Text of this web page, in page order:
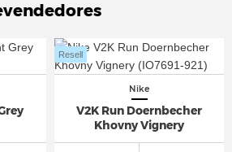
Nike
V2K Run Doernbecher
Khovny Vignery
Resell